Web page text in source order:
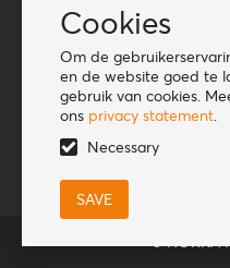
Cookies
Om de
en de website goed te
gebruik van cookies.
ons privacy statement.
Necessary
TikTok
Information
Lookbook
Become a retailer
© HORKA